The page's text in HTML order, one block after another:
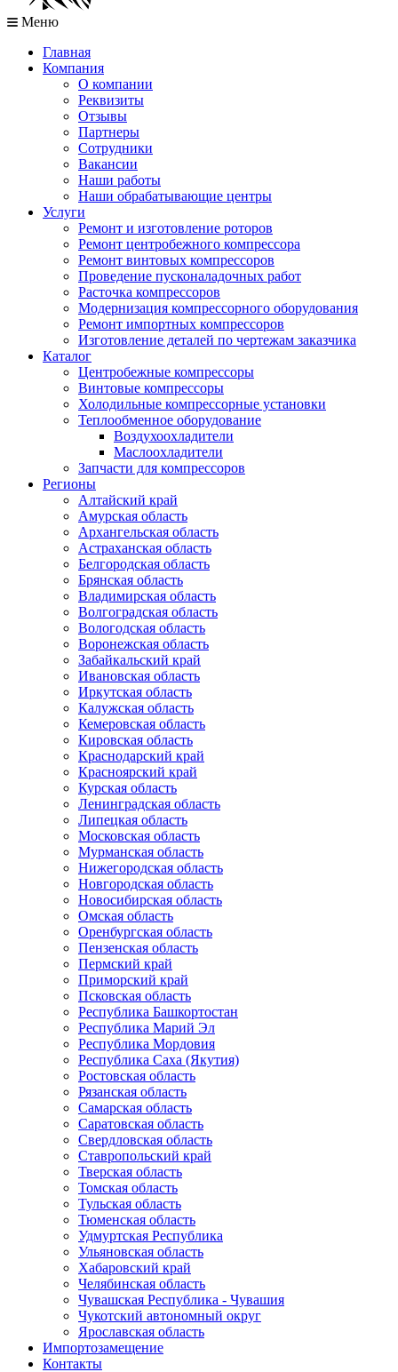
Меню
Главная
Компания
О компании
Реквизиты
Отзывы
Партнеры
Сотрудники
Вакансии
Наши работы
Наши обрабатывающие центры
Услуги
Ремонт и изготовление роторов
Ремонт центробежного компрессора
Ремонт винтовых компрессоров
Проведение пусконаладочных работ
Расточка компрессоров
Модернизация компрессорного оборудования
Ремонт импортных компрессоров
Изготовление деталей по чертежам заказчика
Каталог
Центробежные компрессоры
Винтовые компрессоры
Холодильные компрессорные установки
Теплообменное оборудование
Воздухоохладители
Маслоохладители
Запчасти для компрессоров
Регионы
Алтайский край
Амурская область
Архангельская область
Астраханская область
Белгородская область
Брянская область
Владимирская область
Волгоградская область
Вологодская область
Воронежская область
Забайкальский край
Ивановская область
Иркутская область
Калужская область
Кемеровская область
Кировская область
Краснодарский край
Красноярский край
Курская область
Ленинградская область
Липецкая область
Московская область
Мурманская область
Нижегородская область
Новгородская область
Новосибирская область
Омская область
Оренбургская область
Пензенская область
Пермский край
Приморский край
Псковская область
Республика Башкортостан
Республика Марий Эл
Республика Мордовия
Республика Саха (Якутия)
Ростовская область
Рязанская область
Самарская область
Саратовская область
Свердловская область
Ставропольский край
Тверская область
Томская область
Тульская область
Тюменская область
Удмуртская Республика
Ульяновская область
Хабаровский край
Челябинская область
Чувашская Республика - Чувашия
Чукотский автономный округ
Ярославская область
Импортозамещение
Контакты